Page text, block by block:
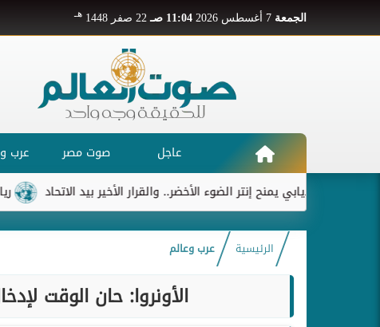
الجمعة 11:04 صـ 22 صفر 1448 هـ
عاجل صوت مصر عرب
ريال ديابي يمنح إنتر الضوء الأخضر.. والقرار الأخير بيد الاتحاد
الرئيسية عرب وعالم
الأونروا: حان الوقت